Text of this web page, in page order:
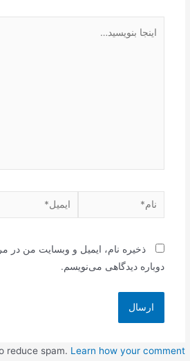
ذخیره نام، ایمیل و وبسایت من در
دوباره دیدگاهی می‌نویسم.
reduce spam. Learn how your comment